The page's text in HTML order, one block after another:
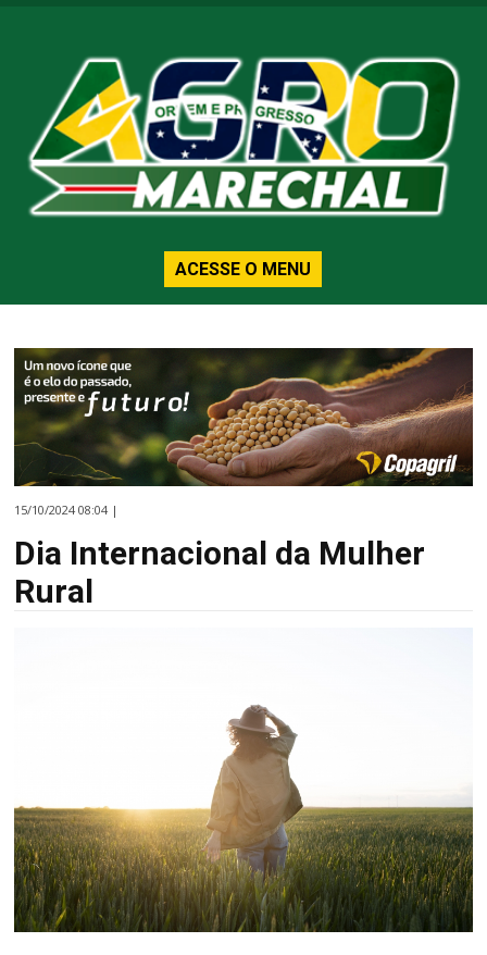
ACESSE O MENU
15/10/2024 08:04 |
Dia Internacional da Mulher
Rural